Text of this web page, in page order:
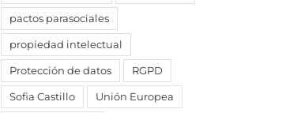
pactos parasociales
propiedad intelectual
Protección de datos RGPD
Sofia Castillo Unión Europea